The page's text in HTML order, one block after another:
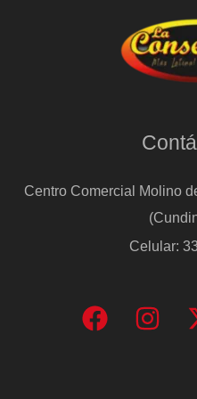
Centro Comercial Molino
Celular: